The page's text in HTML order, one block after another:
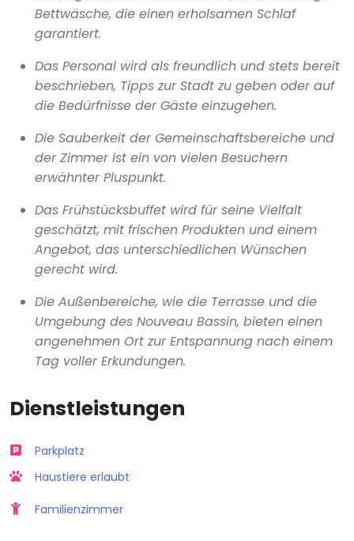
Bettwäsche, die einen erholsamen Schlaf
garantiert.
Das Personal wird als freundlich und stets bereit
beschrieben, Tipps zur Stadt zu geben oder auf
die Bedürfnisse der Gäste einzugehen.
Die Sauberkeit der Gemeinschaftsbereiche und
der Zimmer ist ein von vielen Besuchern
erwähnter Pluspunkt.
Das Frühstücksbuffet wird für seine Vielfalt
geschätzt, mit frischen Produkten und einem
Angebot, das unterschiedlichen Wünschen
gerecht wird.
Die Außenbereiche, wie die Terrasse und die
Umgebung des Nouveau Bassin, bieten einen
angenehmen Ort zur Entspannung nach einem
Tag voller Erkundungen.
Dienstleistungen
Parkplatz
Haustiere erlaubt
Familienzimmer